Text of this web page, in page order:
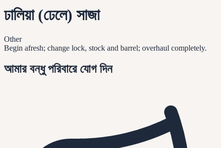
ঢালিয়া (ঢেলে) সাজা
Other
Begin afresh; change lock, stock and barrel; overhaul completely.
আমার বন্ধু পরিবারে যোগ দিন